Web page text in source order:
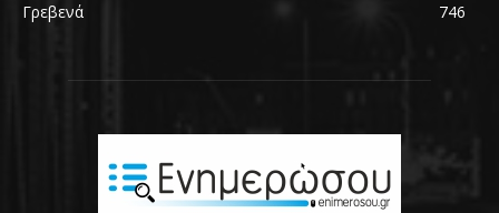
Γρεβενά
746